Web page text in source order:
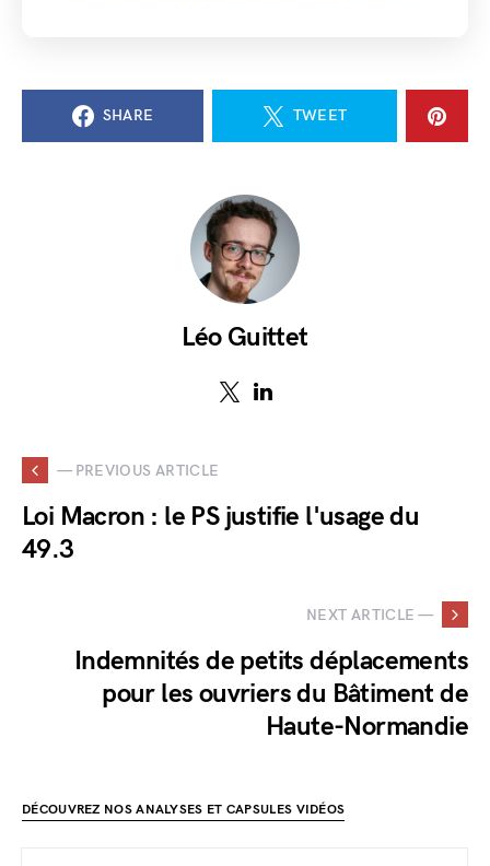
SHARE TWEET
Léo Guittet
— PREVIOUS ARTICLE
Loi Macron : le PS justifie l'usage du
49.3
NEXT ARTICLE —
Indemnités de petits déplacements
pour les ouvriers du Bâtiment de
Haute-Normandie
DÉCOUVREZ NOS ANALYSES ET CAPSULES VIDÉOS